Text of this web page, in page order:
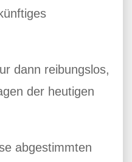
dann reibungslos,
der heutigen
abgestimmten